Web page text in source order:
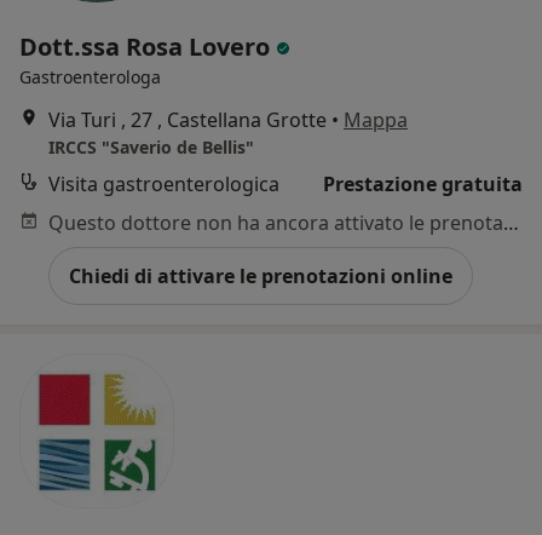
Dott.ssa Rosa Lovero
Gastroenterologa
Via Turi , 27 , Castellana Grotte • Mappa
IRCCS "Saverio de Bellis"
Visita gastroenterologica
Prestazione gratuita
Questo dottore non ha ancora attivato le prenotazioni online presso questo indirizzo.
Chiedi di attivare le prenotazioni online